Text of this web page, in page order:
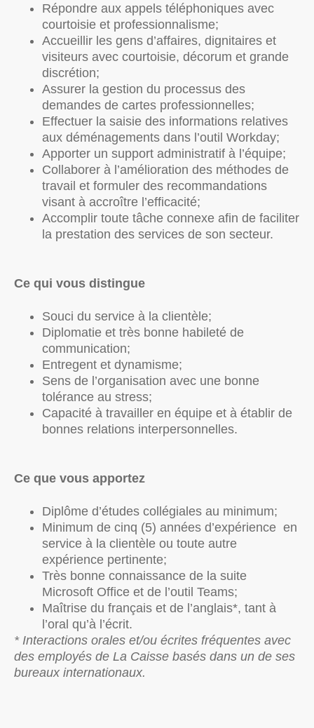
Répondre aux appels téléphoniques avec
courtoisie et professionnalisme;
Accueillir les gens d’affaires, dignitaires et
visiteurs avec courtoisie, décorum et grande
discrétion;
Assurer la gestion du processus des
demandes de cartes professionnelles;
Effectuer la saisie des informations relatives
aux déménagements dans l’outil Workday;
Apporter un support administratif à l’équipe;
Collaborer à l’amélioration des méthodes de
travail et formuler des recommandations
visant à accroître l’efficacité;
Accomplir toute tâche connexe afin de faciliter
la prestation des services de son secteur.
Ce qui vous distingue
Souci du service à la clientèle;
Diplomatie et très bonne habileté de
communication;
Entregent et dynamisme;
Sens de l’organisation avec une bonne
tolérance au stress;
Capacité à travailler en équipe et à établir de
bonnes relations interpersonnelles.
Ce que vous apportez
Diplôme d’études collégiales au minimum;
Minimum de cinq (5) années d’expérience en
service à la clientèle ou toute autre
expérience pertinente;
Très bonne connaissance de la suite
Microsoft Office et de l’outil Teams;
Maîtrise du français et de l’anglais*, tant à
l’oral qu’à l’écrit.
* Interactions orales et/ou écrites fréquentes avec
des employés de La Caisse basés dans un de ses
bureaux internationaux.